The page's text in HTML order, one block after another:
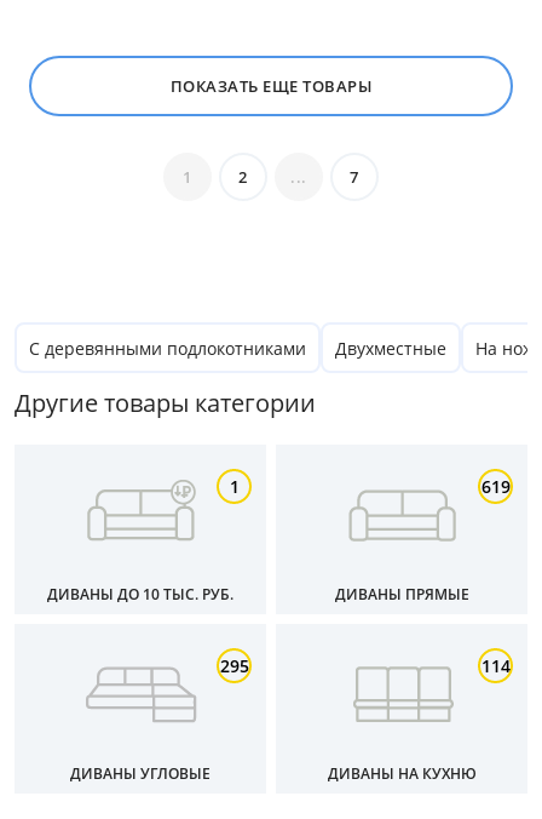
до
от
Материал
Тип
Размер спального места, см
Материал обивки
ПОКАЗАТЬ ЕЩЕ ТОВАРЫ
1 2 ... 7
С деревянными подлокотниками Двухместные На
Другие товары категории
1
ДИВАНЫ ДО 10 ТЫС. РУБ.
619
ДИВАНЫ ПРЯМЫЕ
295
ДИВАНЫ УГЛОВЫЕ
114
ДИВАНЫ НА КУХНЮ